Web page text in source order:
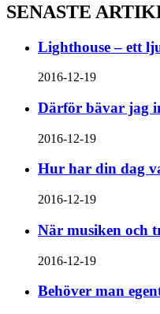
SENASTE
Lighthouse – ett
2016-12-19
Därför bävar jag
2016-12-19
Hur har din dag
2016-12-19
När musiken och
2016-12-19
Behöver man